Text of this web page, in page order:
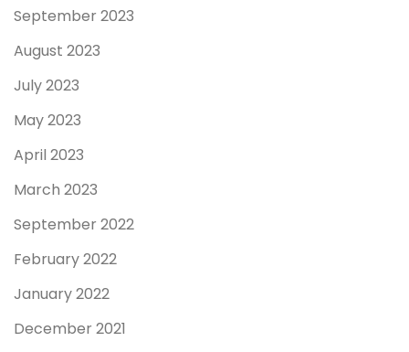
September 2023
August 2023
July 2023
May 2023
April 2023
March 2023
September 2022
February 2022
January 2022
December 2021